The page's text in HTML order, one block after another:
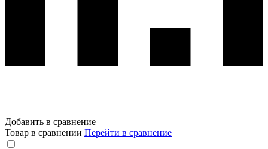
Добавить в сравнение
Товар в сравнении Перейти в сравнение